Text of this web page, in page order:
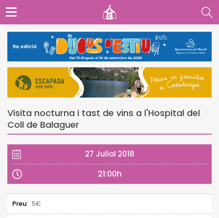
Visita nocturna i tast de vins a l'Hospital del
Coll de Balaguer
27 Juliol 2018
21:00h
Preu: 5€